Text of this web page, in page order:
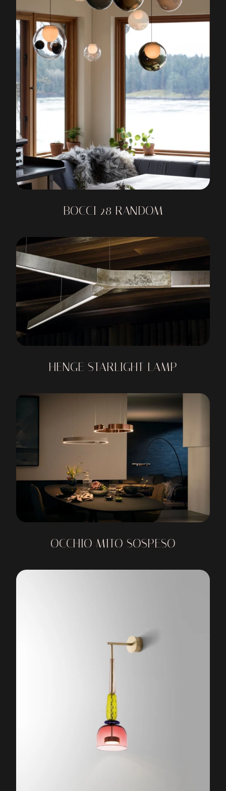
BOCCI 28 RANDOM
HENGE STARLIGHT LAMP
OCCHIO MITO SOSPESO